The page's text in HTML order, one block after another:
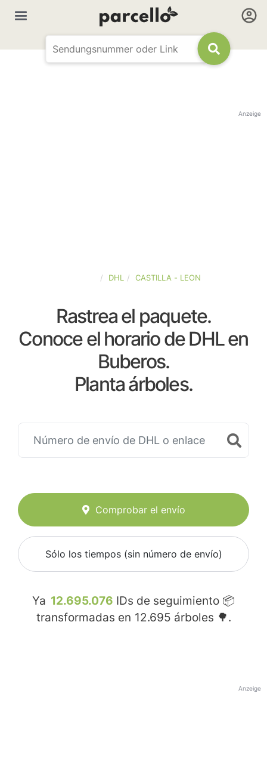
Anzeige
DHL CASTILLA - LEON
Rastrea el paquete.
Conoce el horario de DHL en
Buberos.
Planta árboles.
Comprobar el envío
Sólo los tiempos (sin número de envío)
Ya 12.695.076 IDs de seguimiento 📦
transformadas en 12.695 árboles 🌳.
Anzeige